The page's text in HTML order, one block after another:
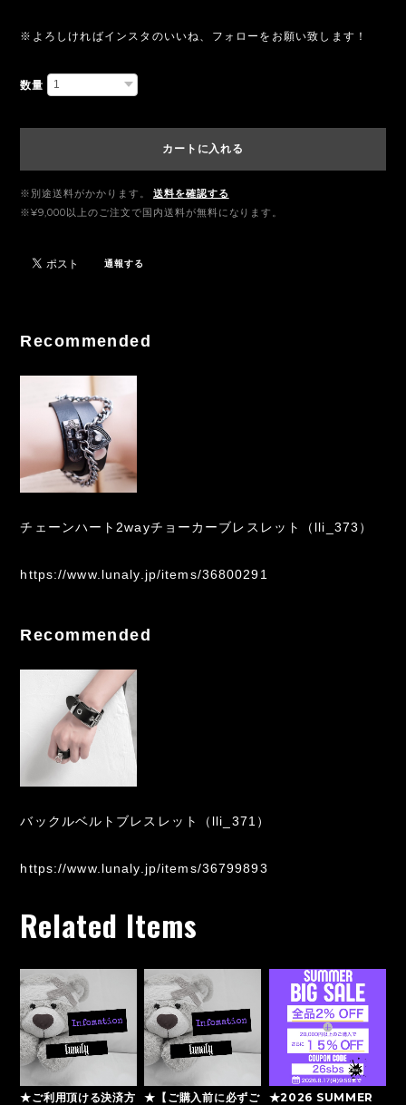
※よろしければインスタのいいね、フォローをお願い致します！
数量
カートに入れる
※別途送料がかかります。
送料を確認する
※¥9,000以上のご注文で国内送料が無料になります。
通報する
Recommended
チェーンハート2wayチョーカーブレスレット（lli_373）
https://www.lunaly.jp/items/36800291
Recommended
バックルベルトブレスレット（lli_371）
https://www.lunaly.jp/items/36799893
Related Items
★ご利用頂ける決済方
★【ご購入前に必ずご
★2026 SUMMER